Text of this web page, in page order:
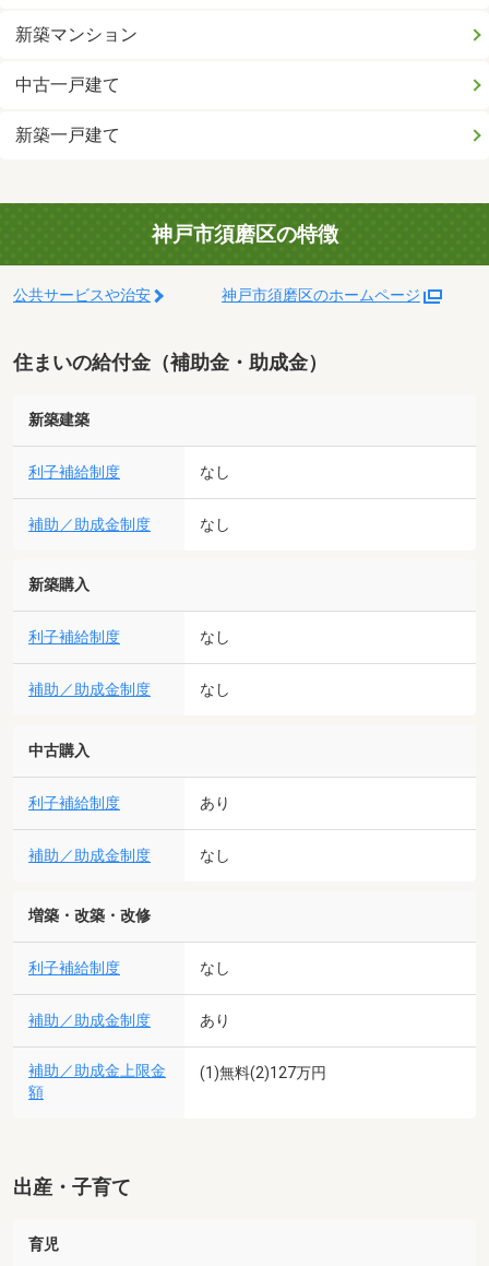
新築マンション
中古一戸建て
新築一戸建て
神戸市須磨区の特徴
公共サービスや治安 神戸市須磨区のホームページ
住まいの給付金（補助金・助成金）
新築建築
利子補給制度 なし
補助／助成金制度 なし
新築購入
利子補給制度 なし
補助／助成金制度 なし
中古購入
利子補給制度 あり
補助／助成金制度 なし
増築・改築・改修
利子補給制度 なし
補助／助成金制度 あり
補助／助成金上限金
額
(1)無料(2)127万円
出産・子育て
育児